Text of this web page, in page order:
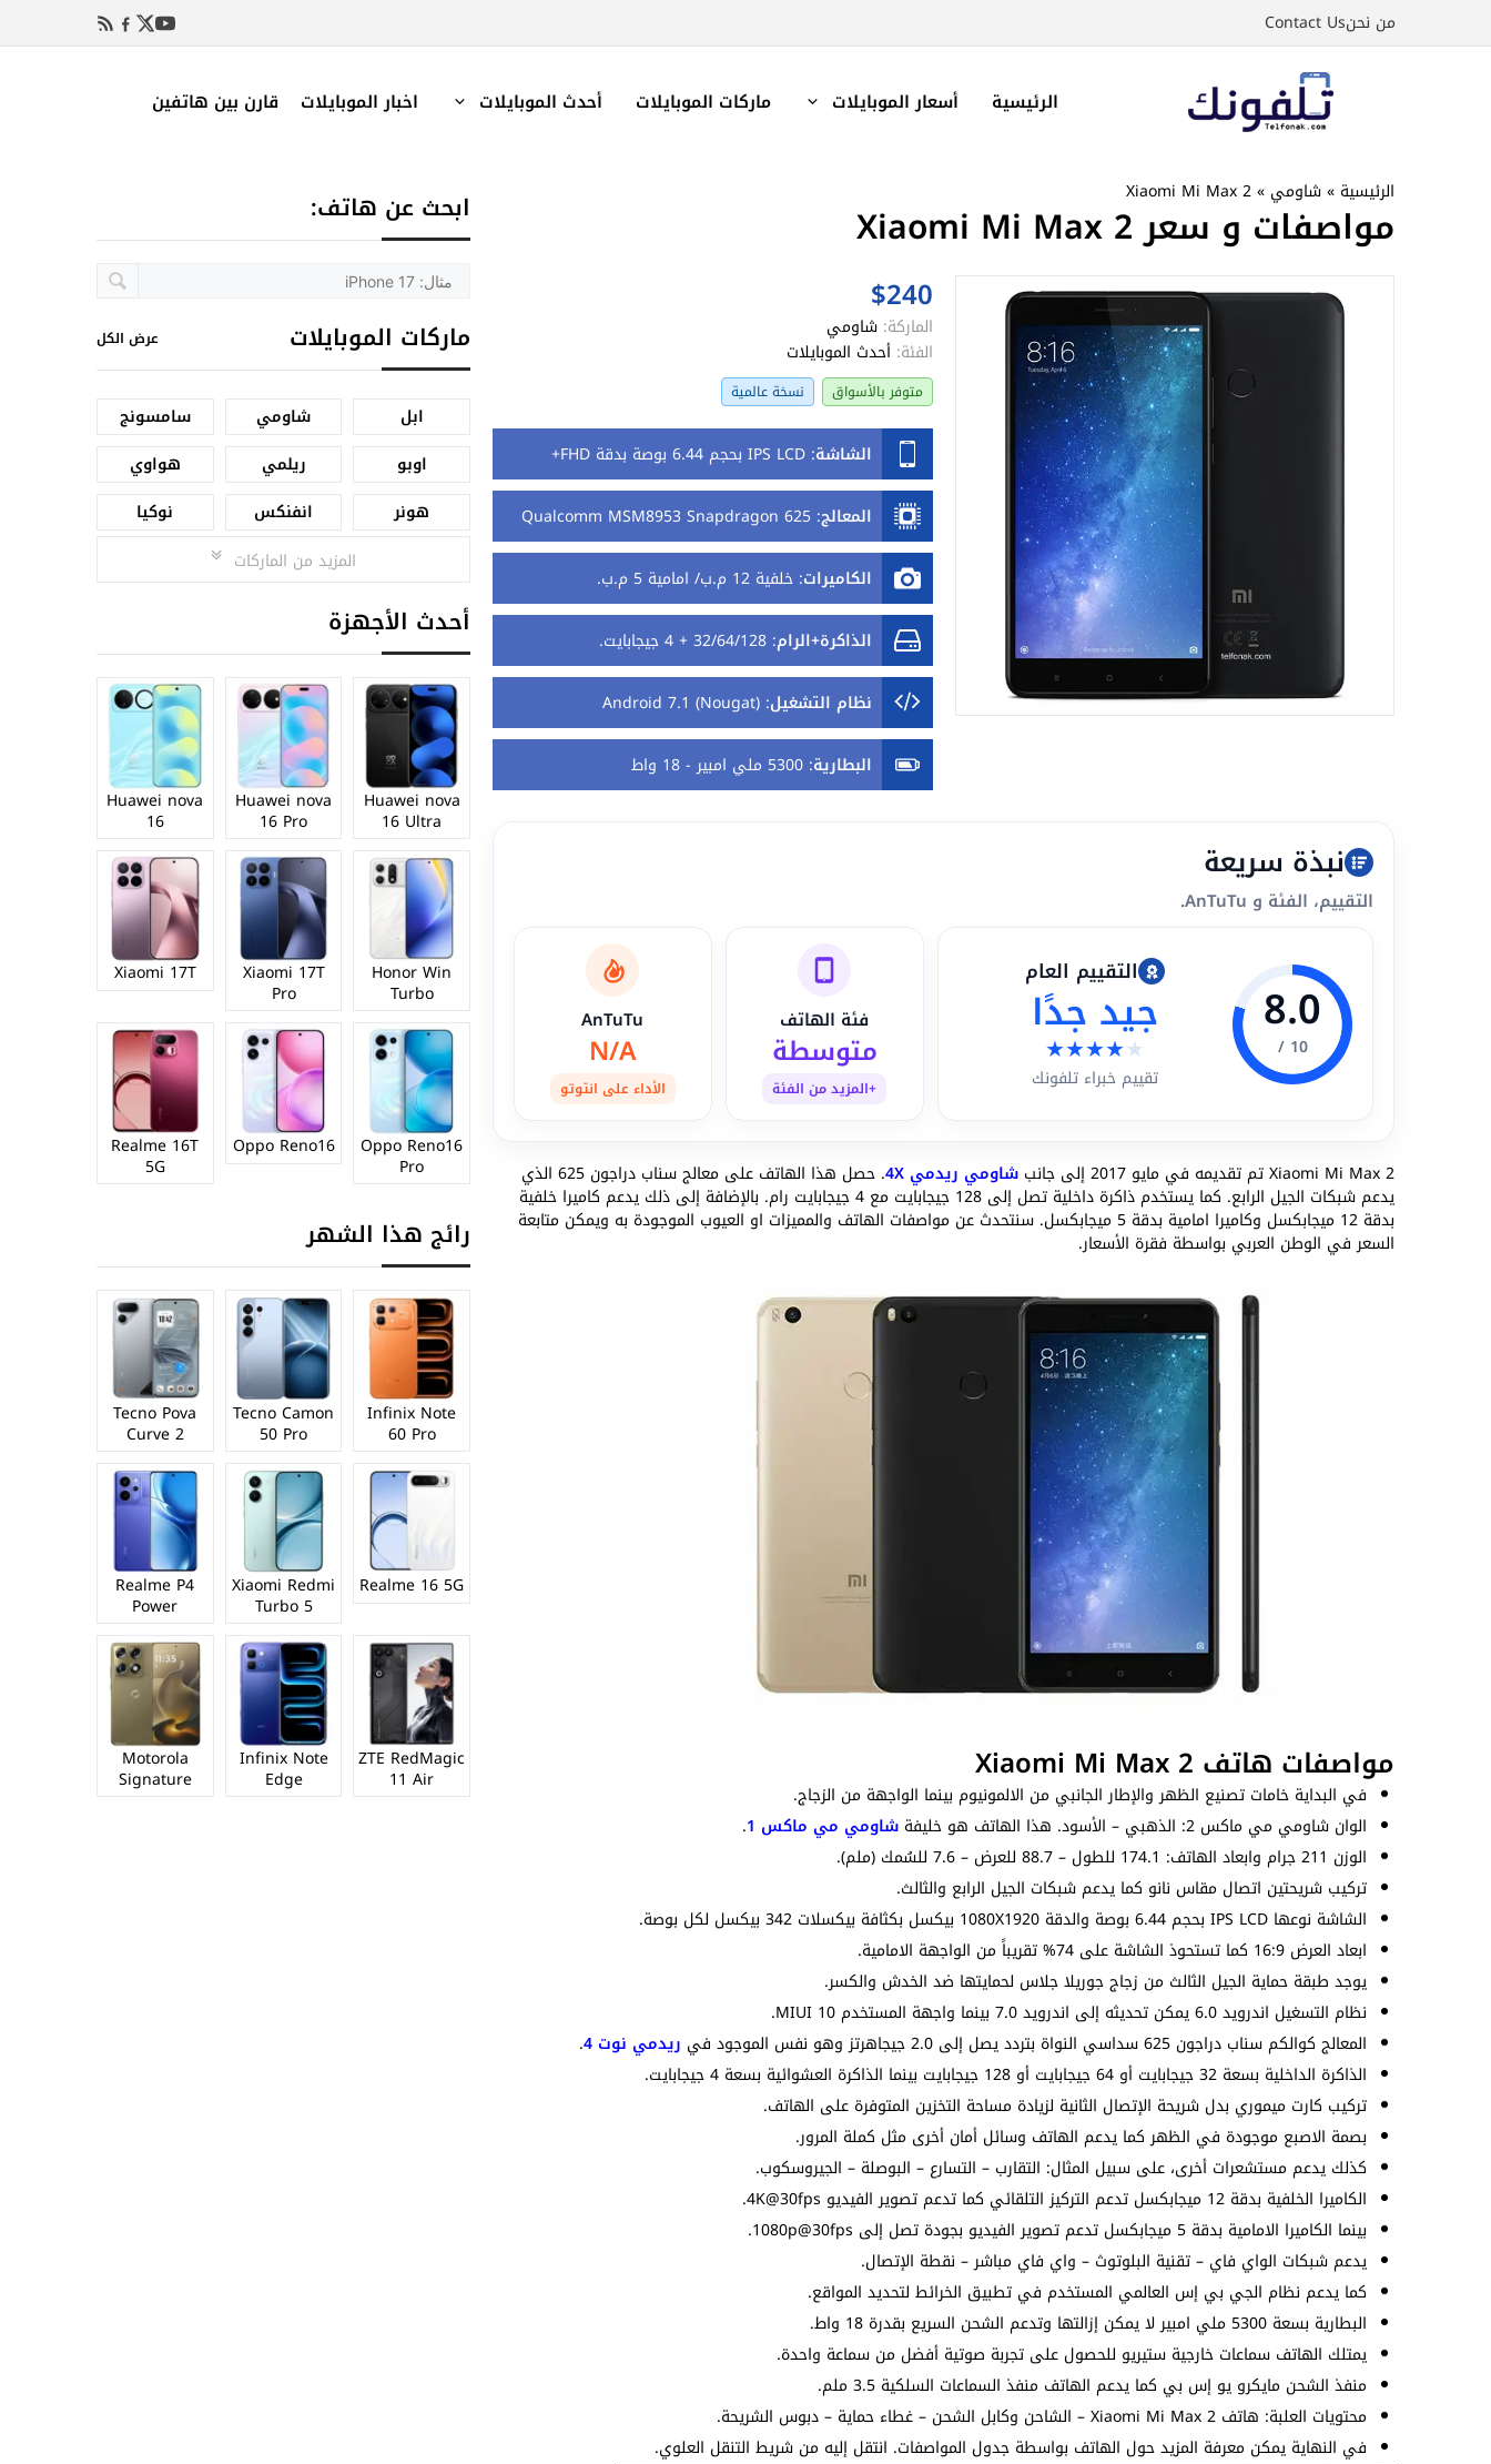
من نحنContact Us
الرئيسية أسعار الموبايلات ماركات الموبايلات أحدث الموبايلات اخبار الموبايلات قارن بين هاتفين
الرئيسية »شاومي »
Xiaomi Mi Max 2
مواصفات و سعر Xiaomi Mi Max 2
$240
الماركة: شاومي
الفئة: أحدث الموبايلات
متوفر بالأسواق نسخة عالمية
الشاشة:IPS LCD بحجم 6.44 بوصة بدقة FHD+
المعالج:
Qualcomm MSM8953 Snapdragon 625
الكاميرات:خلفية 12 م.ب/ امامية 5 م.ب.
الذاكرة+الرام:32/64/128 + 4 جيجابايت.
نظام التشغيل:
Android 7.1 (Nougat)
البطارية:5300 ملي امبير - 18 واط
نبذة سريعة
التقييم، الفئة و AnTuTu.
8.0
10 /
التقييم العام
جيد جدًا
★★★★★
تقييم خبراء تلفونك
فئة الهاتف
متوسطة
+المزيد من الفئة
AnTuTu
N/A
الأداء على انتوتو
Xiaomi Mi Max 2 تم تقديمه في مايو 2017 إلى جانب شاومي ريدمي 4X . حصل هذا الهاتف على معالج سناب دراجون 625 الذي
يدعم شبكات الجيل الرابع. كما يستخدم ذاكرة داخلية تصل إلى 128 جيجابايت مع 4 جيجابايت رام. بالإضافة إلى ذلك يدعم كاميرا خلفية
بدقة 12 ميجابكسل وكاميرا امامية بدقة 5 ميجابكسل. سنتحدث عن مواصفات الهاتف والمميزات او العيوب الموجودة به ويمكن متابعة
السعر في الوطن العربي بواسطة فقرة الأسعار.
مواصفات هاتف Xiaomi Mi Max 2
في البداية خامات تصنيع الظهر والإطار الجانبي من الالمونيوم بينما الواجهة من الزجاج.
الوان شاومي مي ماكس 2: الذهبي – الأسود. هذا الهاتف هو خليفة
شاومي مي ماكس 1 .
الوزن 211 جرام وابعاد الهاتف: 174.1 للطول – 88.7 للعرض – 7.6 للسُمك (ملم).
تركيب شريحتين اتصال مقاس نانو كما يدعم شبكات الجيل الرابع والثالث.
الشاشة نوعها IPS LCD بحجم 6.44 بوصة والدقة 1080X1920 بيكسل بكثافة بيكسلات 342 بيكسل لكل بوصة.
ابعاد العرض 16:9 كما تستحوذ الشاشة على 74% تقريباً من الواجهة الامامية.
يوجد طبقة حماية الجيل الثالث من زجاج جوريلا جلاس لحمايتها ضد الخدش والكسر.
نظام التسغيل اندرويد 6.0 يمكن تحديثه إلى اندرويد 7.0 بينما واجهة المستخدم MIUI 10.
المعالج كوالكم سناب دراجون 625 سداسي النواة بتردد يصل إلى 2.0 جيجاهرتز وهو نفس الموجود في
ريدمي نوت 4 .
الذاكرة الداخلية بسعة 32 جيجابايت أو 64 جيجابايت أو 128 جيجابايت بينما الذاكرة العشوائية بسعة 4 جيجابايت.
تركيب كارت ميموري بدل شريحة الإتصال الثانية لزيادة مساحة التخزين المتوفرة على الهاتف.
بصمة الاصبع موجودة في الظهر كما يدعم الهاتف وسائل أمان أخرى مثل كملة المرور.
كذلك يدعم مستشعرات أخرى، على سبيل المثال: التقارب – التسارع – البوصلة – الجيروسكوب.
الكاميرا الخلفية بدقة 12 ميجابكسل تدعم التركيز التلقائي كما تدعم تصوير الفيديو 4K@30fps.
بينما الكاميرا الامامية بدقة 5 ميجابكسل تدعم تصوير الفيديو بجودة تصل إلى 1080p@30fps.
يدعم شبكات الواي فاي – تقنية البلوتوث – واي فاي مباشر – نقطة الإتصال.
كما يدعم نظام الجي بي إس العالمي المستخدم في تطبيق الخرائط لتحديد المواقع.
البطارية بسعة 5300 ملي امبير لا يمكن إزالتها وتدعم الشحن السريع بقدرة 18 واط.
يمتلك الهاتف سماعات خارجية ستيريو للحصول على تجربة صوتية أفضل من سماعة واحدة.
منفذ الشحن مايكرو يو إس بي كما يدعم الهاتف منفذ السماعات السلكية 3.5 ملم.
محتويات العلبة: هاتف Xiaomi Mi Max 2 – الشاحن وكابل الشحن – غطاء حماية – دبوس الشريحة.
في النهاية يمكن معرفة المزيد حول الهاتف بواسطة جدول المواصفات. انتقل إليه من شريط التنقل العلوي.
ابحث عن هاتف:
ماركات الموبايلات عرض الكل
ابل شاومي
سامسونج
اوبو
ريلمي
هواوي
هونر
انفنكس
نوكيا
المزيد من الماركات
أحدث الأجهزة
Huawei nova
16 Ultra
Huawei nova
16 Pro
Huawei nova
16
Honor Win
Turbo
Xiaomi 17T
Pro
Xiaomi 17T
Oppo Reno16
Pro
Oppo Reno16
Realme 16T
5G
رائج هذا الشهر
Infinix Note
60 Pro
Tecno Camon
50 Pro
Tecno Pova
Curve 2
Realme 16 5G
Xiaomi Redmi
Turbo 5
Realme P4
Power
ZTE RedMagic
11 Air
Infinix Note
Edge
Motorola
Signature